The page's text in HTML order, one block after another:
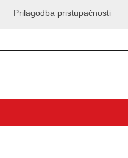
Prilagodba pristupačnosti